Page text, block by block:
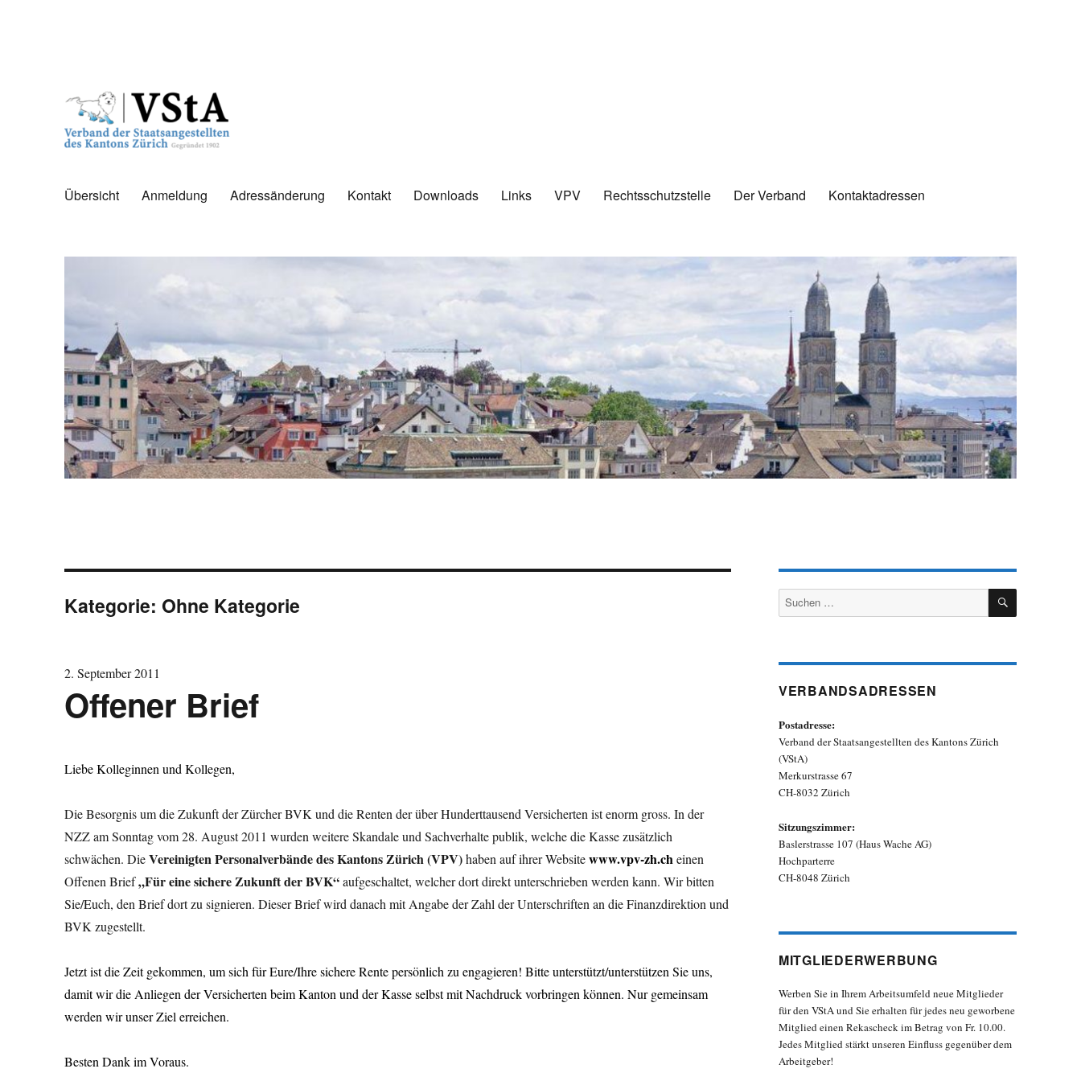
VStA
Übersicht Anmeldung Adressänderung Kontakt Downloads Links VPV Rechtsschutzstelle Der Verband Kontaktadressen
Kategorie: Ohne Kategorie
2. September 2011
Offener Brief
Liebe Kolleginnen und Kollegen,
Die Besorgnis um die Zukunft der Zürcher BVK und die Renten der über Hunderttausend Versicherten ist enorm gross. In der
NZZ am Sonntag vom 28. August 2011 wurden weitere Skandale und Sachverhalte publik, welche die Kasse zusätzlich
schwächen. DieVereinigten Personalverbände des Kantons Zürich (VPV)haben auf ihrer Websitewww.vpv-zh.cheinen
Offenen Brief„Für eine sichere Zukunft der BVK“aufgeschaltet, welcher dort direkt unterschrieben werden kann. Wir bitten
Sie/Euch, den Brief dort zu signieren. Dieser Brief wird danach mit Angabe der Zahl der Unterschriften an die Finanzdirektion und
BVK zugestellt.
Jetzt ist die Zeit gekommen, um sich für Eure/Ihre sichere Rente persönlich zu engagieren! Bitte unterstützt/unterstützen Sie uns,
damit wir die Anliegen der Versicherten beim Kanton und der Kasse selbst mit Nachdruck vorbringen können. Nur gemeinsam
werden wir unser Ziel erreichen.
Besten Dank im Voraus.
Suchen
nach:
SUCHEN
VERBANDSADRESSEN
Postadresse:
Verband der Staatsangestellten des Kantons Zürich
(VStA)
Merkurstrasse 67
CH-8032 Zürich
Sitzungszimmer:
Baslerstrasse 107 (Haus Wache AG)
Hochparterre
CH-8048 Zürich
MITGLIEDERWERBUNG
Werben Sie in Ihrem Arbeitsumfeld neue Mitglieder
für den VStA und Sie erhalten für jedes neu geworbene
Mitglied einen Rekascheck im Betrag von Fr. 10.00.
Jedes Mitglied stärkt unseren Einfluss gegenüber dem
Arbeitgeber!